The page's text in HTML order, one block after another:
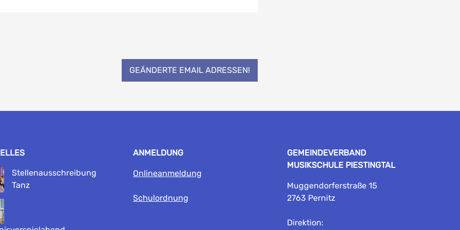
GEÄNDERTE EMAIL ADRESSEN!
Stellenausschreibung
Tanz
ANMELDUNG
Onlineanmeldung
Schulordnung
GEMEINDEVERBAND
MUSIKSCHULE PIESTINGTAL
Muggendorferstraße 15
2763 Pernitz
Direktion: